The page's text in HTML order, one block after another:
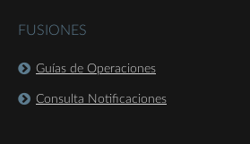
FUSIONES
Guías de Operaciones
Consulta Notificaciones